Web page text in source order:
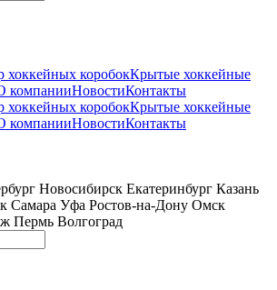
хоккейных коробокКрытые хоккейные
компанииНовостиКонтакты
хоккейных коробокКрытые хоккейные
компанииНовостиКонтакты
Новосибирск Екатеринбург Казань
Самара Уфа Ростов-на-Дону Омск
Пермь Волгоград